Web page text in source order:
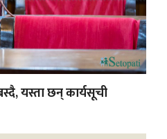
यस्ता छन् कार्यसूची